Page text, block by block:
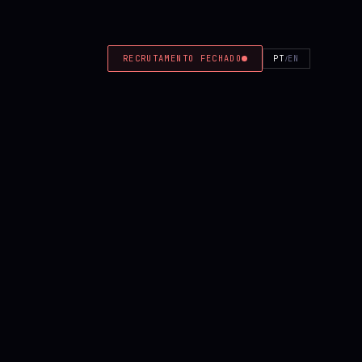
RECRUTAMENTO FECHADO PT/EN